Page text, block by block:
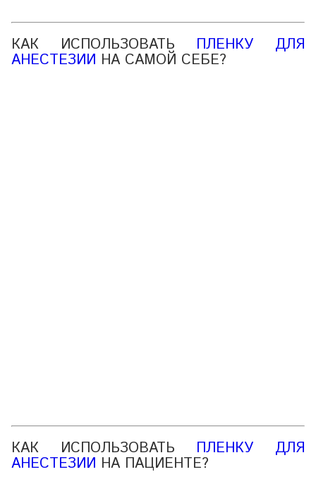
КАК ИСПОЛЬЗОВАТЬ ПЛЕНКУ ДЛЯ
АНЕСТЕЗИИ НА САМОЙ СЕБЕ?
КАК ИСПОЛЬЗОВАТЬ ПЛЕНКУ ДЛЯ
АНЕСТЕЗИИ НА ПАЦИЕНТЕ?